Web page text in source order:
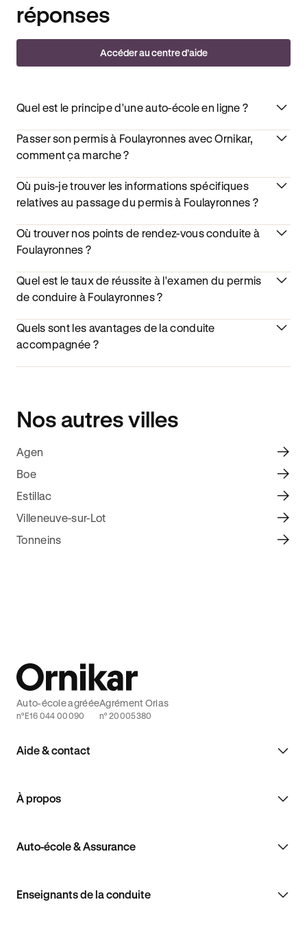
réponses
Accéder au centre d’aide
Quel est le principe d'une auto-école en ligne ?
Passer son permis à Foulayronnes avec Ornikar,
comment ça marche ?
Où puis-je trouver les informations spécifiques
relatives au passage du permis à Foulayronnes ?
Où trouver nos points de rendez-vous conduite à
Foulayronnes ?
Quel est le taux de réussite à l'examen du permis
de conduire à Foulayronnes ?
Quels sont les avantages de la conduite
accompagnée ?
Nos autres villes
Agen
Boe
Estillac
Villeneuve-sur-Lot
Tonneins
Aide & contact
À propos
Auto-école & Assurance
Enseignants de la conduite
Auto-école agréée
n°E16 044 00090
Agrément Orias
n° 20005380